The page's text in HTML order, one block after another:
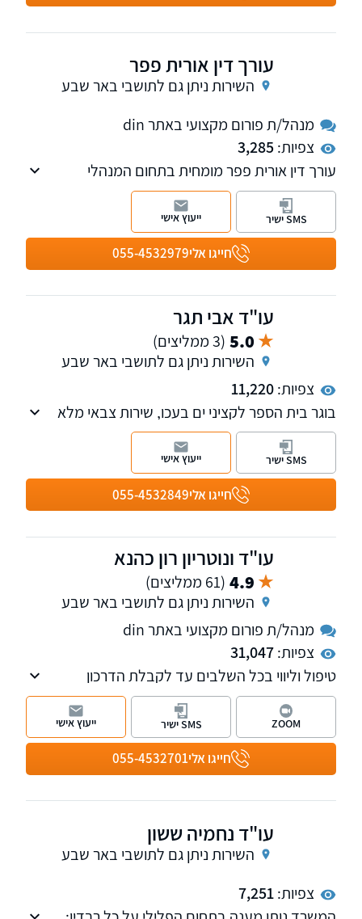
עורך דין אורית פפר
השירות ניתן גם לתושבי באר שבע
מנהל/ת פורום מקצועי באתר din
צפיות:3,285
עורך דין אורית פפר מומחית בתחום המנהלי
והמוניציפאלי עוסקת בהפחתות מיסוי עירוני -
ארנונה והיטלי פיתוח, דיני מכרזים. מוכרת כעד
מומחה על ידי בית המשפט בנושאי שלטון מקומי,
מכרזים וארנונה.
חייגו אלי055-4532979
SMS ישיר ייעוץ אישי
עו"ד אבי תגר
5.0 (3 ממליצים)
השירות ניתן גם לתושבי באר שבע
צפיות:11,220
בוגר בית הספר לקציני ים בעכו, שירות צבאי מלא
בחיל הים, בוגר האוניברסיטה העברית בירושלים.
מתמקצע במשפט פלילי ובדיני צבא משנת 1979.
למשרד התמקצעות מיוחדת בנושא סוכני ביטוח
וייצוגם מול המפקח על הביטוח במשרד האוצר.
חייגו אלי055-4532849
SMS ישיר ייעוץ אישי
עו"ד ונוטריון רון כהנא
4.9 (61 ממליצים)
השירות ניתן גם לתושבי באר שבע
מנהל/ת פורום מקצועי באתר din
צפיות:31,047
טיפול וליווי בכל השלבים עד לקבלת הדרכון
האירופאי. איתור מסמכים ותעודות באופן ישיר בכל
רחבי אירופה. השירות ניתן בכל רחבי הארץ.
חייגו אלי055-4532701
ZOOM SMS ישיר ייעוץ אישי
עו"ד נחמיה ששון
השירות ניתן גם לתושבי באר שבע
צפיות:7,251